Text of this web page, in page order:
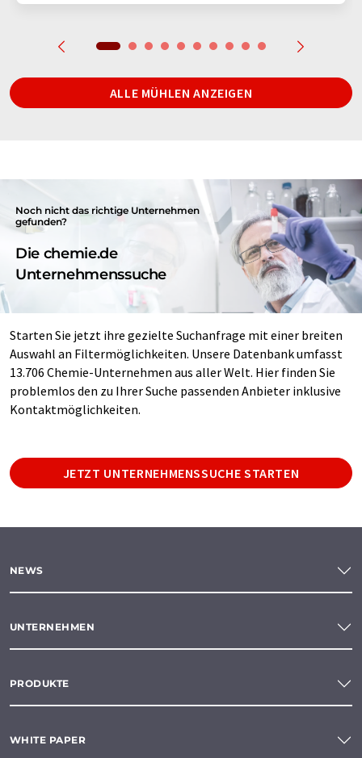
ALLE MÜHLEN ANZEIGEN
Noch nicht das richtige Unternehmen
gefunden?
Die chemie.de
Unternehmenssuche
Starten Sie jetzt ihre gezielte Suchanfrage mit einer breiten
Auswahl an Filtermöglichkeiten. Unsere Datenbank umfasst
13.706 Chemie-Unternehmen aus aller Welt. Hier finden Sie
problemlos den zu Ihrer Suche passenden Anbieter inklusive
Kontaktmöglichkeiten.
JETZT UNTERNEHMENSSUCHE STARTEN
NEWS
UNTERNEHMEN
PRODUKTE
WHITE PAPER